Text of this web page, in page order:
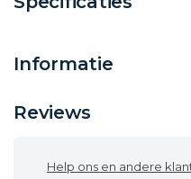
Informatie
Reviews
Help ons en andere